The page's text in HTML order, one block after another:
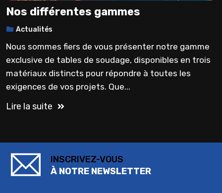
Nos différentes gammes
Actualités
Nous sommes fiers de vous présenter notre gamme
exclusive de tables de soudage, disponibles en trois
matériaux distincts pour répondre à toutes les
exigences de vos projets. Que...
Lire la suite
INSCRIVEZ-VOUS
À NOTRE NEWSLETTER